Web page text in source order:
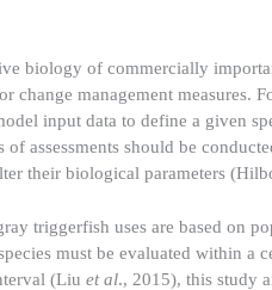
biology of commercially
change management measures.
input data to define a given
assessments should be
their biological parameters
triggerfish uses are based on
must be evaluated within a
(Liu et al., 2015), this study